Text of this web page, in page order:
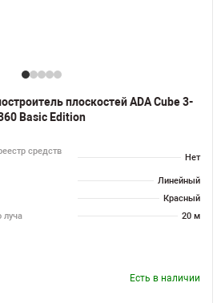
плоскостей ADA Cube 3-
Basic Edition
средств
Нет
Линейный
Красный
луча
20 м
Есть в наличии